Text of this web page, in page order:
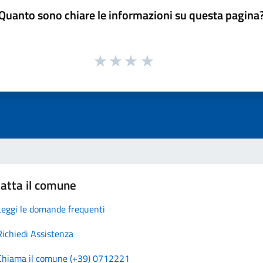
sono chiare le informazioni su questa
il comune
le domande frequenti
Assistenza
il comune (+39) 0712221